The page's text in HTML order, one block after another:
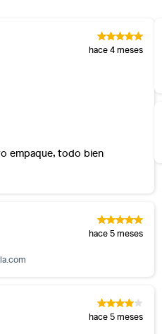
hace 4 meses
empaque, todo bien
hace 5 meses
hace 5 meses